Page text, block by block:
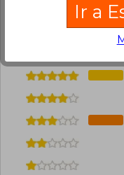
agregar tu propia
Ir a